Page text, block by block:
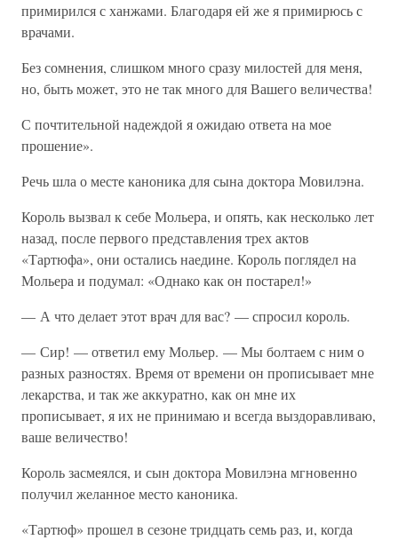
примирился с ханжами. Благодаря ей же я примирюсь с
врачами.
Без сомнения, слишком много сразу милостей для меня,
но, быть может, это не так много для Вашего величества!
С почтительной надеждой я ожидаю ответа на мое
прошение».
Речь шла о месте каноника для сына доктора Мовилэна.
Король вызвал к себе Мольера, и опять, как несколько лет
назад, после первого представления трех актов
«Тартюфа», они остались наедине. Король поглядел на
Мольера и подумал: «Однако как он постарел!»
— А что делает этот врач для вас? — спросил король.
— Сир! — ответил ему Мольер. — Мы болтаем с ним о
разных разностях. Время от времени он прописывает мне
лекарства, и так же аккуратно, как он мне их
прописывает, я их не принимаю и всегда выздоравливаю,
ваше величество!
Король засмеялся, и сын доктора Мовилэна мгновенно
получил желанное место каноника.
«Тартюф» прошел в сезоне тридцать семь раз, и, когда